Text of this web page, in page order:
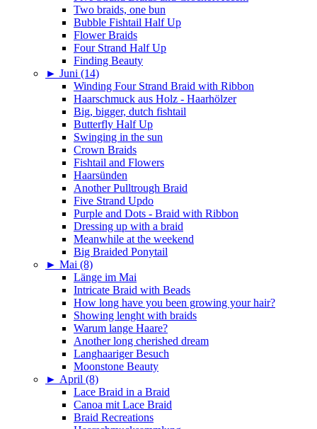
Two braids, one bun
Bubble Fishtail Half Up
Flower Braids
Four Strand Half Up
Finding Beauty
► Juni (14)
Winding Four Strand Braid with Ribbon
Haarschmuck aus Holz - Haarhölzer
Big, bigger, dutch fishtail
Butterfly Half Up
Swinging in the sun
Crown Braids
Fishtail and Flowers
Haarsünden
Another Pulltrough Braid
Five Strand Updo
Purple and Dots - Braid with Ribbon
Dressing up with a braid
Meanwhile at the weekend
Big Braided Ponytail
► Mai (8)
Länge im Mai
Intricate Braid with Beads
How long have you been growing your hair?
Showing lenght with braids
Warum lange Haare?
Another long cherished dream
Langhaariger Besuch
Moonstone Beauty
► April (8)
Lace Braid in a Braid
Canoa mit Lace Braid
Braid Recreations